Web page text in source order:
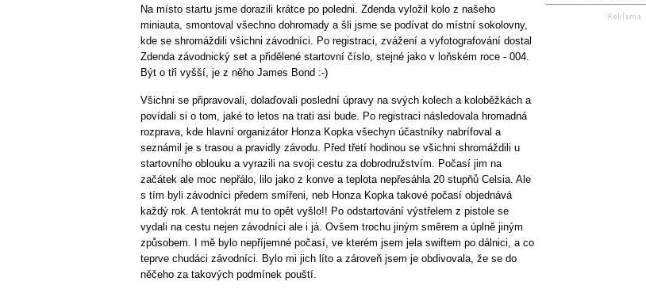
Na místo startu jsme dorazili krátce po poledni. Zdenda vyložil kolo z našeho
miniauta, smontoval všechno dohromady a šli jsme se podívat do místní sokolovny,
kde se shromáždili všichni závodníci. Po registraci, zvážení a vyfotografování dostal
Zdenda závodnický set a přidělené startovní číslo, stejné jako v loňském roce - 004.
Být o tři vyšší, je z něho James Bond :-)
Všichni se připravovali, dolaďovali poslední úpravy na svých kolech a koloběžkách a
povídali si o tom, jaké to letos na trati asi bude. Po registraci následovala hromadná
rozprava, kde hlavní organizátor Honza Kopka všechyn účastníky nabrífoval a
seznámil je s trasou a pravidly závodu. Před třetí hodinou se všichni shromáždili u
startovního oblouku a vyrazili na svoji cestu za dobrodružstvím. Počasí jim na
začátek ale moc nepřálo, lilo jako z konve a teplota nepřesáhla 20 stupňů Celsia. Ale
s tím byli závodníci předem smířeni, neb Honza Kopka takové počasí objednává
každý rok. A tentokrát mu to opět vyšlo!! Po odstartování výstřelem z pistole se
vydali na cestu nejen závodníci ale i já. Ovšem trochu jiným směrem a úplně jiným
způsobem. I mě bylo nepříjemné počasí, ve kterém jsem jela swiftem po dálnici, a co
teprve chudáci závodníci. Bylo mi jich líto a zároveň jsem je obdivovala, že se do
něčeho za takových podmínek pouští.